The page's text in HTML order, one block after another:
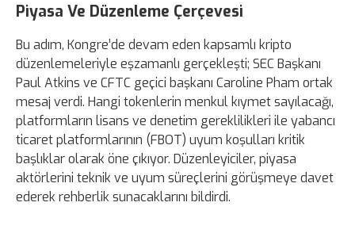
Piyasa Ve Düzenleme Çerçevesi
Bu adım, Kongre’de devam eden kapsamlı kripto
düzenlemeleriyle eşzamanlı gerçekleşti; SEC Başkanı
Paul Atkins ve CFTC geçici başkanı Caroline Pham ortak
mesaj verdi. Hangi tokenlerin menkul kıymet sayılacağı,
platformların lisans ve denetim gereklilikleri ile yabancı
ticaret platformlarının (FBOT) uyum koşulları kritik
başlıklar olarak öne çıkıyor. Düzenleyiciler, piyasa
aktörlerini teknik ve uyum süreçlerini görüşmeye davet
ederek rehberlik sunacaklarını bildirdi.